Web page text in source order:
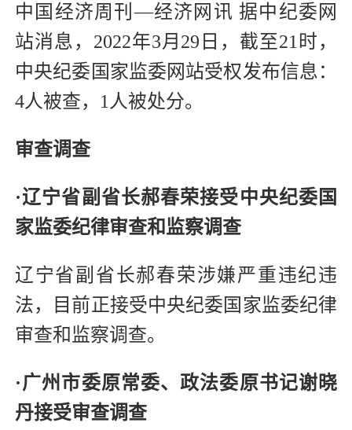
中国经济周刊—经济网讯 据中纪委网
站消息，2022年3月29日，截至21时，
中央纪委国家监委网站受权发布信息：
4人被查，1人被处分。
审查调查
·辽宁省副省长郝春荣接受中央纪委国
家监委纪律审查和监察调查
辽宁省副省长郝春荣涉嫌严重违纪违
法，目前正接受中央纪委国家监委纪律
审查和监察调查。
·广州市委原常委、政法委原书记谢晓
丹接受审查调查